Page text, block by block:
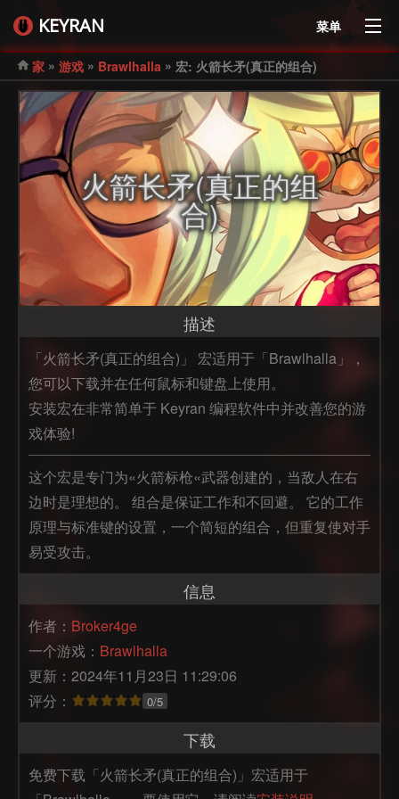
KEYRAN 菜单
家 » 游戏 » Brawlhalla » 宏: 火箭长矛(真正的组合)
火箭长矛(真正的组
合)
描述
「火箭长矛(真正的组合)」 宏适用于「Brawlhalla」，
您可以下载并在任何鼠标和键盘上使用。
安装宏在非常简单于 Keyran 编程软件中并改善您的游
戏体验!
这个宏是专门为«火箭标枪«武器创建的，当敌人在右
边时是理想的。 组合是保证工作和不回避。 它的工作
原理与标准键的设置，一个简短的组合，但重复使对手
易受攻击。
信息
作者： Broker4ge
一个游戏： Brawlhalla
更新：2024年11月23日 11:29:06
评分：
0/5
下载
免费下载「火箭长矛(真正的组合)」宏适用于